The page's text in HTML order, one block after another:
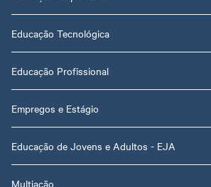
Educação Tecnológica
Educação Profissional
Empregos e Estágio
Educação de Jovens e Adultos - EJA
Multiação